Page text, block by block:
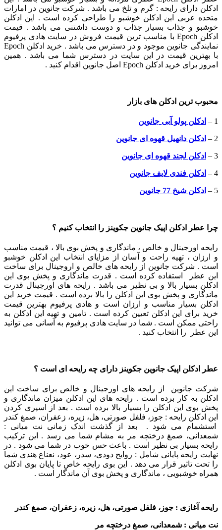
ادکلن دارای رایحه : گرم و تلخ می باشد . شرکت جانوین در امارات
متحده عربی این ادکلن خوشبو را طراحی کرده است . این ادکلن
خوشبو و جذاب بسیار جذاب و دوست داشتنی می باشد . قیمت
ادکلن Epoch با مناسب ترین قیمت فروش در سایت هادی پرفیوم
نمایندگی جانوین موجود و در دسترس می باشد . خرید ادکلن Epoch
با بهترین قیمت در این سایت در دسترس شما می باشد . همین
امروز برای خرید ادکلن Epoch اصل جانوین اقدام کنید .
محبوب ترین ادکلن های بازار
1 – ادکلن پولو آبی جانوین
2 – ادکلن دانهیل قهوه ای جانوین
3 – ادکلن لجند قهوه ای جانوین
4 – ادکلن فندی لایف جانوین
5 – ادکلن شیخ 77 جانوین
چرا عطر ادکلن اپیک جانوین جکوینز را انتخاب کنیم ؟
رایحه اورجینال و خالص ، ماندگاری و پخش بوی بالا ، قیمت مناسب
و ارزان ، تهیه راحت و آسان از مزایای انتخاب این ادکلن خوشبو
است . شرکت جانوین از رایحه های خالص و اروجینال برای ساخت
این عطر استفاده کرده است . قدرت ماندگاری و پخش بوی این
ادکلن بسیار بالا و بی نظیر می باشد . رایحه های اورجینال قدرت
ماندگاری و پخش بوی این ادکلن را بالا برده است . قیمت خرید این
ادکلن بسیار مناسب و ارزان است و هادی پرفیوم بهترین قیمت
خرید برای این ادکلن تعیین کرده است . تامین و تهیه این ادکلن به
راحتی ممکن است . شما در سایت هادی پرفیوم به آسانی می توانید
این عطر را انتخاب کنید .
عطر ادکلن اپیک جانوین جکوینز دارای چه رایحه ای است ؟
شرکت جانوین از رایحه های اورجینال و خالص برای ساخت این
ادکلن به کار برده است . رایحه های این ادکلن میزان ماندگاری و
پخش بوی این ادکلن را بسیار بالا برده است . بعد از اسپری کردن
این ادکلن رایحه : جوز، فلفل صورتی، هل، زیره، زعفران، صمغ کندر
استشمام می شود . بعد از گذشت اندک زمانی نت میانی :
شمعدانی، صمغ درختچه مر به مشام شما می رسد . این ترکیب
رایحه بسیار بی نظیر است . باعث حس خوب در شما می شود . در
نهایت رایحه پایانی شامل : روایح دودی، سدر، عود، نعناع هندی شما
را تحت تاثیر قرار می دهد . این بوی رایحه خاص تا پایان بوی ادکلن
همراه خوشبویی ، ماندگاری و پخش بوی آن ماندگار است .
رایحه آغازی : جوز، فلفل صورتی، هل، زیره، زعفران، صمغ کندر
نت میانی : شمعدانی، صمغ درختچه مر